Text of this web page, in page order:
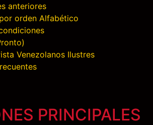
anteriores
orden Alfabético
Venezolanos Ilustres
PRINCIPALES